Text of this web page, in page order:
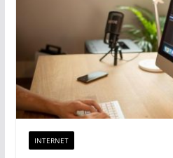
INTERNET